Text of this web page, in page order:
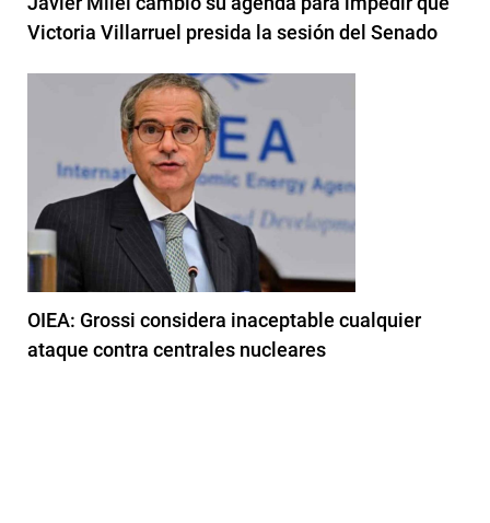
Victoria Villarruel presida la sesión del Senado
OIEA: Grossi considera inaceptable cualquier
ataque contra centrales nucleares